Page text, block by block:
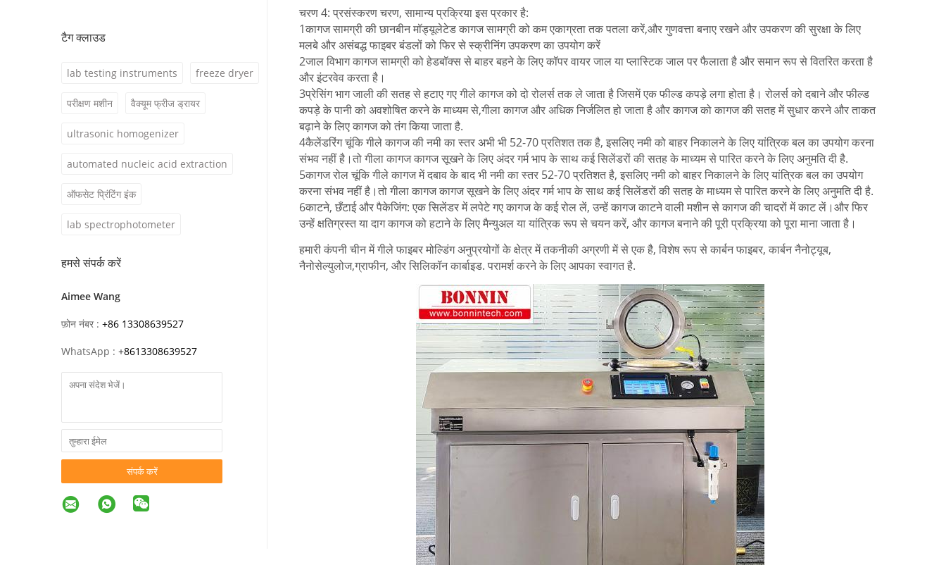
टैग क्लाउड
lab testing instruments freeze dryer
परीक्षण मशीन वैक्यूम फ्रीज ड्रायर
ultrasonic homogenizer
automated nucleic acid extraction
ऑफसेट प्रिंटिंग इंक
lab spectrophotometer
हमसे संपर्क करें
Aimee Wang
फ़ोन नंबर : +86 13308639527
WhatsApp : +8613308639527
संपर्क करें
चरण 4: प्रसंस्करण चरण, सामान्य प्रक्रिया इस प्रकार है:
1कागज सामग्री की छानबीन मॉड्यूलेटेड कागज सामग्री को कम एकाग्रता तक पतला करें,और गुणवत्ता बनाए रखने और उपकरण की सुरक्षा के लिए
मलबे और असंबद्ध फाइबर बंडलों को फिर से स्क्रीनिंग उपकरण का उपयोग करें
2जाल विभाग कागज सामग्री को हेडबॉक्स से बाहर बहने के लिए कॉपर वायर जाल या प्लास्टिक जाल पर फैलाता है और समान रूप से वितरित करता है
और इंटरवेव करता है।
3प्रेसिंग भाग जाली की सतह से हटाए गए गीले कागज को दो रोलर्स तक ले जाता है जिसमें एक फील्ड कपड़े लगा होता है। रोलर्स को दबाने और फील्ड
कपड़े के पानी को अवशोषित करने के माध्यम से,गीला कागज और अधिक निर्जलित हो जाता है और कागज को कागज की सतह में सुधार करने और ताकत
बढ़ाने के लिए कागज को तंग किया जाता है.
4कैलेंडरिंग चूंकि गीले कागज की नमी का स्तर अभी भी 52-70 प्रतिशत तक है, इसलिए नमी को बाहर निकालने के लिए यांत्रिक बल का उपयोग करना
संभव नहीं है।तो गीला कागज कागज सूखने के लिए अंदर गर्म भाप के साथ कई सिलेंडरों की सतह के माध्यम से पारित करने के लिए अनुमति दी है.
5कागज रोल चूंकि गीले कागज में दबाव के बाद भी नमी का स्तर 52-70 प्रतिशत है, इसलिए नमी को बाहर निकालने के लिए यांत्रिक बल का उपयोग
करना संभव नहीं है।तो गीला कागज कागज सूखने के लिए अंदर गर्म भाप के साथ कई सिलेंडरों की सतह के माध्यम से पारित करने के लिए अनुमति दी है.
6काटने, छँटाई और पैकेजिंग: एक सिलेंडर में लपेटे गए कागज के कई रोल लें, उन्हें कागज काटने वाली मशीन से कागज की चादरों में काट लें।और फिर
उन्हें क्षतिग्रस्त या दाग कागज को हटाने के लिए मैन्युअल या यांत्रिक रूप से चयन करें, और कागज बनाने की पूरी प्रक्रिया को पूरा माना जाता है।
हमारी कंपनी चीन में गीले फाइबर मोल्डिंग अनुप्रयोगों के क्षेत्र में तकनीकी अग्रणी में से एक है, विशेष रूप से कार्बन फाइबर, कार्बन नैनोट्यूब,
नैनोसेल्युलोज,ग्राफीन, और सिलिकॉन कार्बाइड. परामर्श करने के लिए आपका स्वागत है.